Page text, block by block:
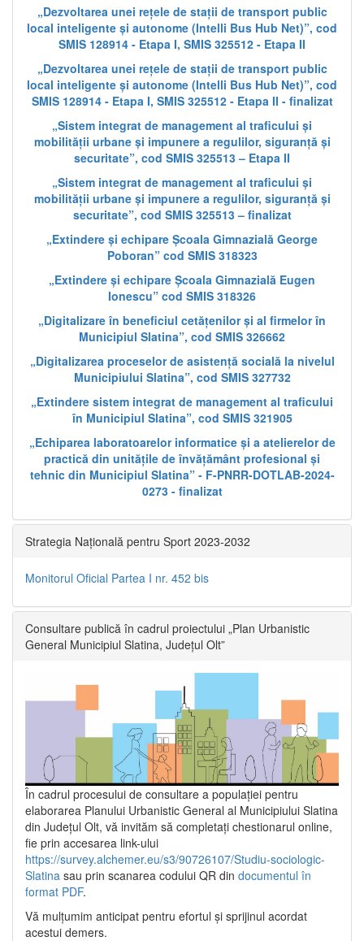
„Dezvoltarea unei rețele de stații de transport public
local inteligente și autonome (Intelli Bus Hub Net)”, cod
SMIS 128914 - Etapa I, SMIS 325512 - Etapa II
„Dezvoltarea unei rețele de stații de transport public
local inteligente și autonome (Intelli Bus Hub Net)”, cod
SMIS 128914 - Etapa I, SMIS 325512 - Etapa II - finalizat
„Sistem integrat de management al traficului și
mobilității urbane și impunere a regulilor, siguranță și
securitate”, cod SMIS 325513 – Etapa II
„Sistem integrat de management al traficului și
mobilității urbane și impunere a regulilor, siguranță și
securitate”, cod SMIS 325513 – finalizat
„Extindere și echipare Școala Gimnazială George
Poboran” cod SMIS 318323
„Extindere și echipare Școala Gimnazială Eugen
Ionescu” cod SMIS 318326
„Digitalizare în beneficiul cetățenilor și al firmelor în
Municipiul Slatina”, cod SMIS 326662
„Digitalizarea proceselor de asistență socială la nivelul
Municipiului Slatina”, cod SMIS 327732
„Extindere sistem integrat de management al traficului
în Municipiul Slatina”, cod SMIS 321905
„Echiparea laboratoarelor informatice și a atelierelor de
practică din unitățile de învățământ profesional și
tehnic din Municipiul Slatina” - F-PNRR-DOTLAB-2024-
0273 - finalizat
Strategia Națională pentru Sport 2023-2032
Monitorul Oficial Partea I nr. 452 bis
Consultare publică în cadrul proiectului „Plan Urbanistic
General Municipiul Slatina, Județul Olt”
În cadrul procesului de consultare a populaţiei pentru
elaborarea Planului Urbanistic General al Municipiului Slatina
din Județul Olt, vă invităm să completați chestionarul online,
fie prin accesarea link-ului
https://survey.alchemer.eu/s3/90726107/Studiu-sociologic-
Slatina sau prin scanarea codului QR din documentul în
format PDF.
Vă mulţumim anticipat pentru efortul şi sprijinul acordat
acestui demers.